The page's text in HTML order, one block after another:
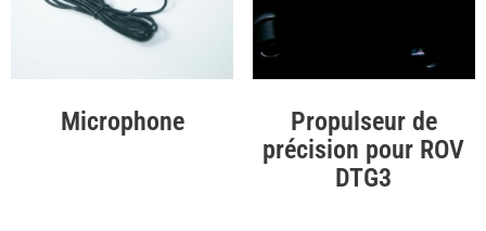
Microphone
Propulseur de
précision pour ROV
DTG3